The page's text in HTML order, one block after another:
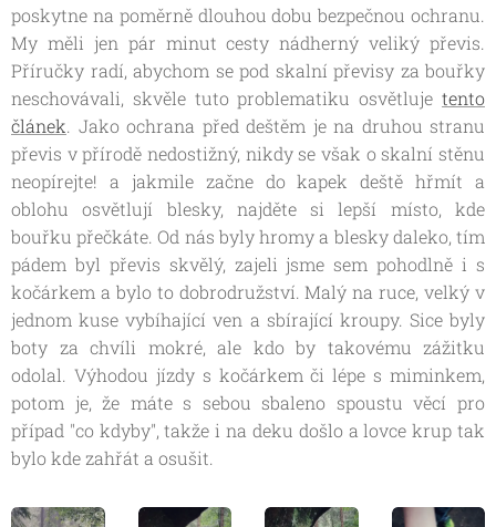
poskytne na poměrně dlouhou dobu bezpečnou ochranu.
My měli jen pár minut cesty nádherný veliký převis.
Příručky radí, abychom se pod skalní převisy za bouřky
neschovávali, skvěle tuto problematiku osvětluje tento
článek. Jako ochrana před deštěm je na druhou stranu
převis v přírodě nedostižný, nikdy se však o skalní stěnu
neopírejte! a jakmile začne do kapek deště hřmít a
oblohu osvětlují blesky, najděte si lepší místo, kde
bouřku přečkáte. Od nás byly hromy a blesky daleko, tím
pádem byl převis skvělý, zajeli jsme sem pohodlně i s
kočárkem a bylo to dobrodružství. Malý na ruce, velký v
jednom kuse vybíhající ven a sbírající kroupy. Sice byly
boty za chvíli mokré, ale kdo by takovému zážitku
odolal. Výhodou jízdy s kočárkem či lépe s miminkem,
potom je, že máte s sebou sbaleno spoustu věcí pro
případ "co kdyby", takže i na deku došlo a lovce krup tak
bylo kde zahřát a osušit.